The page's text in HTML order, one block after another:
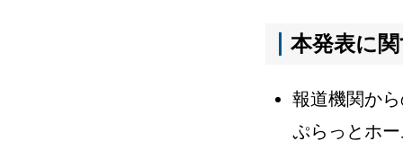
本発表に
報道機関か
ぷらっとホ